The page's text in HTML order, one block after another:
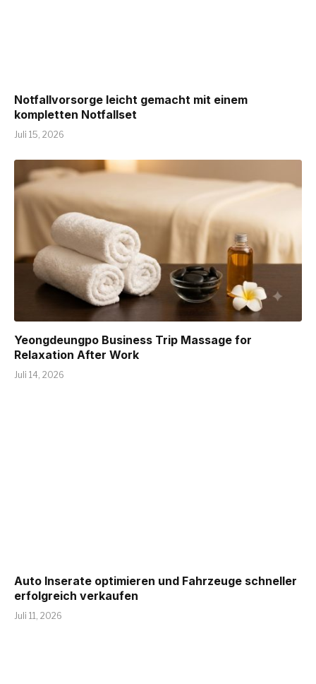
Notfallvorsorge leicht gemacht mit einem
kompletten Notfallset
Juli 15, 2026
Yeongdeungpo Business Trip Massage for
Relaxation After Work
Juli 14, 2026
Auto Inserate optimieren und Fahrzeuge schneller
erfolgreich verkaufen
Juli 11, 2026